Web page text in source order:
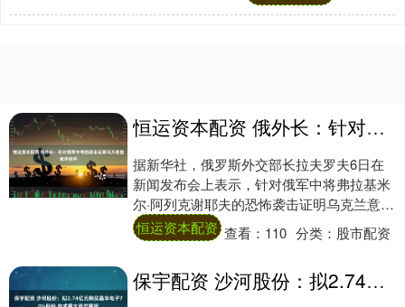
恒运资本配资 俄外长：针对俄军中将的袭击证明乌方意图破坏谈判
据新华社，俄罗斯外交部长拉夫罗夫6日在
新闻发布会上表示，针对俄军中将弗拉基米
尔·阿列克谢耶夫的恐怖袭击证明乌克兰意图
破坏谈判。他说，此次恐怖袭击证明乌克兰
方面不....
恒运资本配资 查看： 110 分类： 股市配资
保宇配资 沙河股份：拟2.74亿元购买晶华电子70%股份 构成重大资产重组